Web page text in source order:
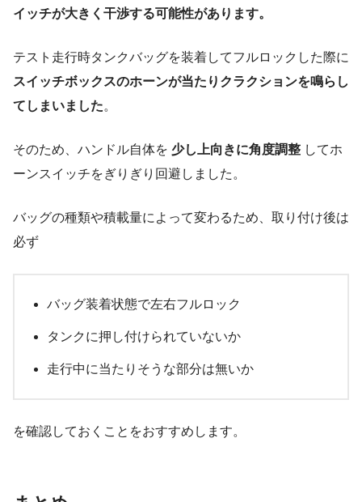
イッチが大きく干渉する可能性があります。
テスト走行時タンクバッグを装着してフルロックした際に
スイッチボックスのホーンが当たりクラクションを鳴らし
てしまいました。
そのため、ハンドル自体を 少し上向きに角度調整 してホ
ーンスイッチをぎりぎり回避しました。
バッグの種類や積載量によって変わるため、取り付け後は
必ず
バッグ装着状態で左右フルロック
タンクに押し付けられていないか
走行中に当たりそうな部分は無いか
を確認しておくことをおすすめします。